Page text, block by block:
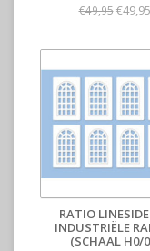
€49,95€49,95
RATIO
INDUSTRIËLE
(SCHAAL H0/